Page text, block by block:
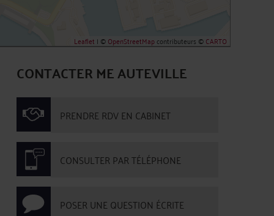
Leaflet | ©OpenStreetMapcontributeurs ©CARTO
CONTACTER ME AUTEVILLE
PRENDRE RDV EN CABINET
CONSULTER PAR TÉLÉPHONE
POSER UNE QUESTION ÉCRITE